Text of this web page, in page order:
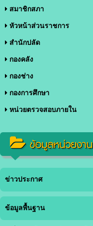
สมาชิกสภา
หัวหน้าส่วนราชการ
สำนักปลัด
กองคลัง
กองช่าง
กองการศึกษา
หน่วยตรวจสอบภายใน
ข้อมูลหน่วยงาน
ข่าวประกาศ
ข้อมูลพื้นฐาน